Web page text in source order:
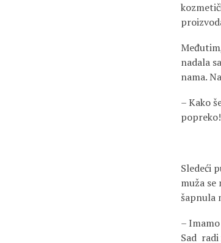
nadala
nama.
– Kako
popreko!
Sledeći
muža
šapnula
–
Sad radi